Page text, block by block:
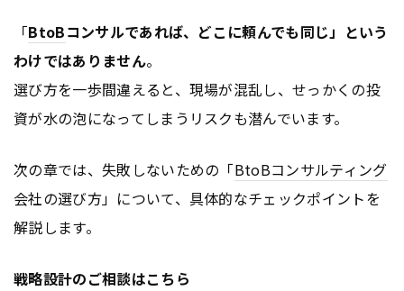
「BtoBコンサルであれば、どこに頼んでも同じ」という
わけではありません。
選び方を一歩間違えると、現場が混乱し、せっかくの投
資が水の泡になってしまうリスクも潜んでいます。
次の章では、失敗しないための「BtoBコンサルティング
会社の選び方」について、具体的なチェックポイントを
解説します。
戦略設計のご相談はこちら